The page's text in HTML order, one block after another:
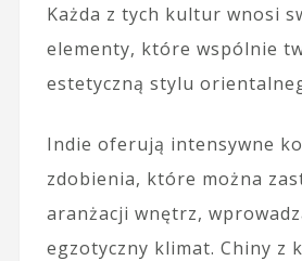
Każda z tych kultur wnosi
elementy, które wspólnie
estetyczną stylu
Indie oferują intensywne
zdobienia, które można
aranżacji wnętrz,
egzotyczny klimat. Chiny z